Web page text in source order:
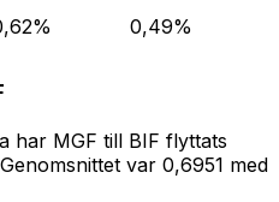
0,49%
har MGF till BIF flyttats
var 0,6951 med